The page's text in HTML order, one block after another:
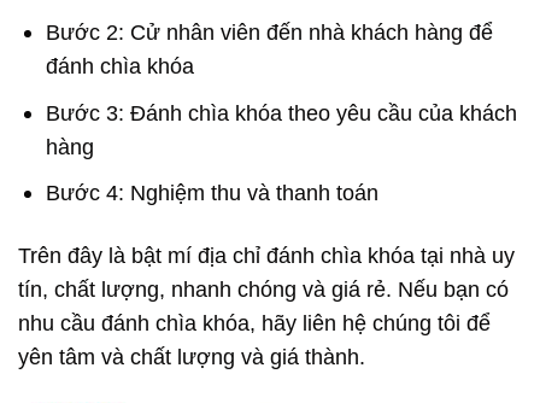
Bước 2: Cử nhân viên đến nhà khách hàng để
đánh chìa khóa
Bước 3: Đánh chìa khóa theo yêu cầu của khách
hàng
Bước 4: Nghiệm thu và thanh toán
Trên đây là bật mí địa chỉ đánh chìa khóa tại nhà uy
tín, chất lượng, nhanh chóng và giá rẻ. Nếu bạn có
nhu cầu đánh chìa khóa, hãy liên hệ chúng tôi để
yên tâm và chất lượng và giá thành.